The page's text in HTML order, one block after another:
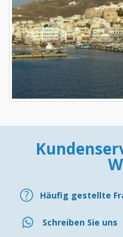
Häufig gestellte
Schreiben Sie uns